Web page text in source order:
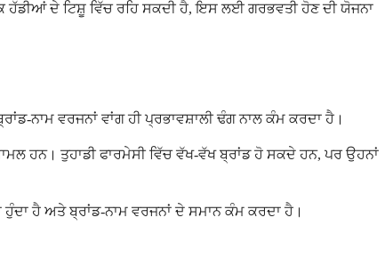
ਹੱਡੀਆਂ ਦੇ ਟਿਸ਼ੂ ਵਿੱਚ ਰਹਿ ਸਕਦੀ ਹੈ, ਇਸ ਲਈ ਗਰਭਵਤੀ ਹੋਣ ਦੀ ਯੋਜਨਾ
ਨਾਮ ਵਰਜਨਾਂ ਵਾਂਗ ਹੀ ਪ੍ਰਭਾਵਸ਼ਾਲੀ ਢੰਗ ਨਾਲ ਕੰਮ ਕਰਦਾ ਹੈ।
ਹਨ। ਤੁਹਾਡੀ ਫਾਰਮੇਸੀ ਵਿੱਚ ਵੱਖ-ਵੱਖ ਬ੍ਰਾਂਡ ਹੋ ਸਕਦੇ ਹਨ, ਪਰ ਉਹਨਾਂ
ਹੈ ਅਤੇ ਬ੍ਰਾਂਡ-ਨਾਮ ਵਰਜਨਾਂ ਦੇ ਸਮਾਨ ਕੰਮ ਕਰਦਾ ਹੈ।